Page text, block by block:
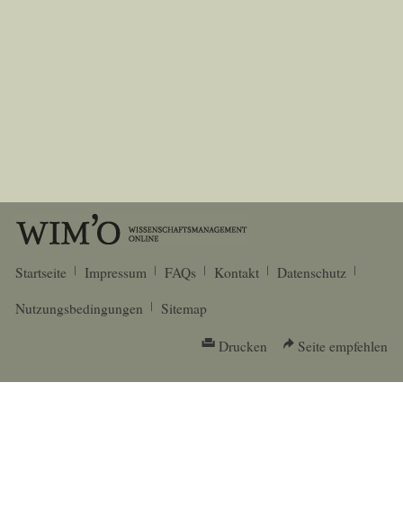
Startseite Impressum FAQs Kontakt
Datenschutz
Nutzungsbedingungen
Sitemap
Drucken Seite empfehlen